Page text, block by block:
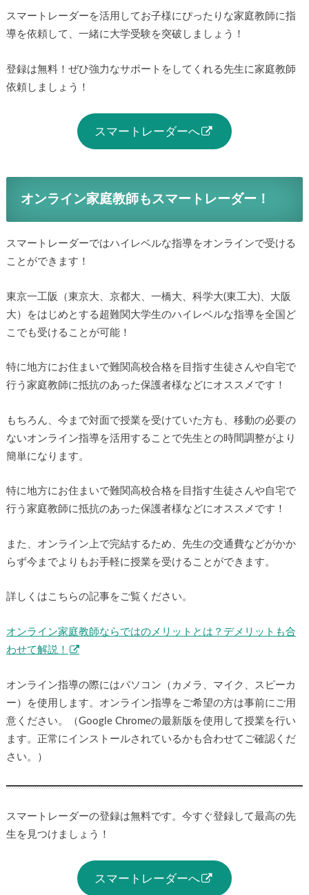
スマートレーダーを活用してお子様にぴったりな家庭教師に指
導を依頼して、一緒に大学受験を突破しましょう！
登録は無料！ぜひ強力なサポートをしてくれる先生に家庭教師
依頼しましょう！
スマートレーダーへ
オンライン家庭教師もスマートレーダー！
スマートレーダーではハイレベルな指導をオンラインで受ける
ことができます！
東京一工阪（東京大、京都大、一橋大、科学大(東工大)、大阪
大）をはじめとする超難関大学生のハイレベルな指導を全国ど
こでも受けることが可能！
特に地方にお住まいで難関高校合格を目指す生徒さんや自宅で
行う家庭教師に抵抗のあった保護者様などにオススメです！
もちろん、今まで対面で授業を受けていた方も、移動の必要の
ないオンライン指導を活用することで先生との時間調整がより
簡単になります。
特に地方にお住まいで難関高校合格を目指す生徒さんや自宅で
行う家庭教師に抵抗のあった保護者様などにオススメです！
また、オンライン上で完結するため、先生の交通費などがかか
らず今までよりもお手軽に授業を受けることができます。
詳しくはこちらの記事をご覧ください。
オンライン家庭教師ならではのメリットとは？デメリットも合
わせて解説！
オンライン指導の際にはパソコン（カメラ、マイク、スピーカ
ー）を使用します。オンライン指導をご希望の方は事前にご用
意ください。（Google Chromeの最新版を使用して授業を行い
ます。正常にインストールされているかも合わせてご確認くだ
さい。）
スマートレーダーの登録は無料です。今すぐ登録して最高の先
生を見つけましょう！
スマートレーダーへ